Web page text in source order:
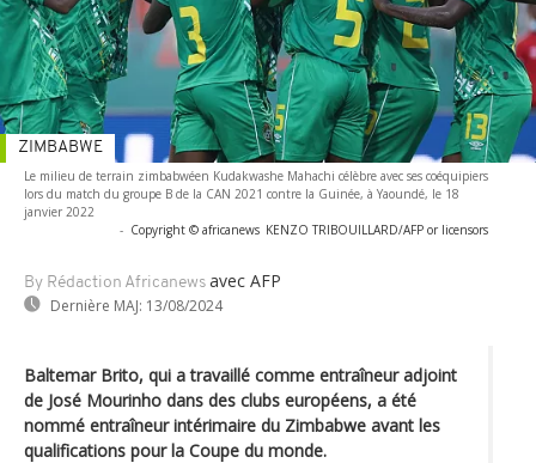
Le milieu de terrain zimbabwéen Kudakwashe Mahachi célèbre avec ses coéquipiers
lors du match du groupe B de la CAN 2021 contre la Guinée, à Yaoundé, le 18
janvier 2022
- Copyright © africanews KENZO TRIBOUILLARD/AFP or licensors
By Rédaction Africanews avec AFP
Dernière MAJ: 13/08/2024
ZIMBABWE
Baltemar Brito, qui a travaillé comme entraîneur adjoint
de José Mourinho dans des clubs européens, a été
nommé entraîneur intérimaire du Zimbabwe avant les
qualifications pour la Coupe du monde.